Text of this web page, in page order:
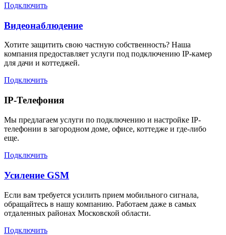
Подключить
Видеонаблюдение
Хотите защитить свою частную собственность? Наша
компания предоставляет услуги под подключению IP-камер
для дачи и коттеджей.
Подключить
IP-Телефония
Мы предлагаем услуги по подключению и настройке IP-
телефонии в загородном доме, офисе, коттедже и где-либо
еще.
Подключить
Усиление GSM
Если вам требуется усилить прием мобильного сигнала,
обращайтесь в нашу компанию. Работаем даже в самых
отдаленных районах Московской области.
Подключить